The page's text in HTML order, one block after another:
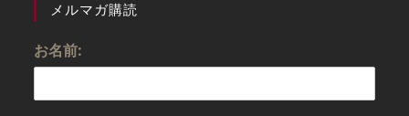
メルマガ購読
お名前: